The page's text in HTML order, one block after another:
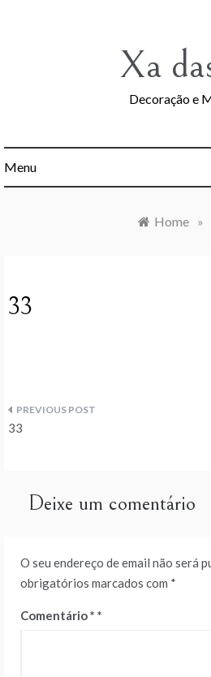
Xa
Decoração e
Menu
Home »
33
Navegação
artigos
33
Deixe um comentário
O seu endereço de email não será
obrigatórios marcados com *
Comentário*